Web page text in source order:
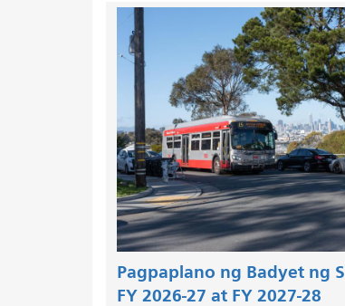
Pagpaplano ng Badyet ng
FY 2026-27 at FY 2027-28